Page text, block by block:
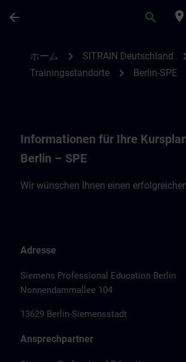
arrow_back search place
ホーム chevron_right SITRAIN Deutschland
Trainingsstandorte chevron_right Berlin-SPE
Informationen für Ihre
Berlin – SPE
Wir wünschen Ihnen einen
Adresse
Siemens Professional Education Berlin
Nonnendammallee 104
13629 Berlin-Siemensstadt
Ansprechpartner